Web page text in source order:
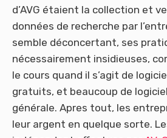
d’AVG étaient la collection et
données de recherche par
semble déconcertant, ses
nécessairement insidieuses,
le cours quand il s’agit de
gratuits, et beaucoup de
générale. Apres tout, les
leur argent en quelque sorte.